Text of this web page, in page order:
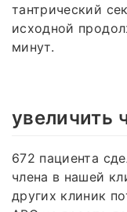
тантрический
исходной
минут.
увеличить
672 пациента
члена в нашей
других клиник